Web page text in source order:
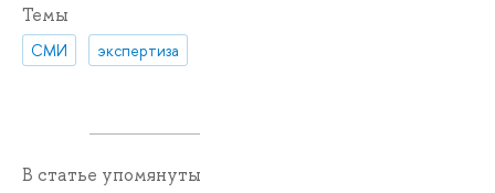
Темы
СМИ экспертиза
В статье упомянуты